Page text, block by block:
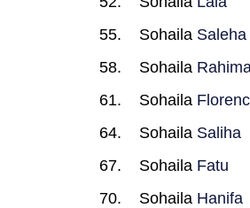
Sohaila Saleha
Sohaila
Sohaila
Sohaila Saliha
Sohaila Fatu
Sohaila Hanifa